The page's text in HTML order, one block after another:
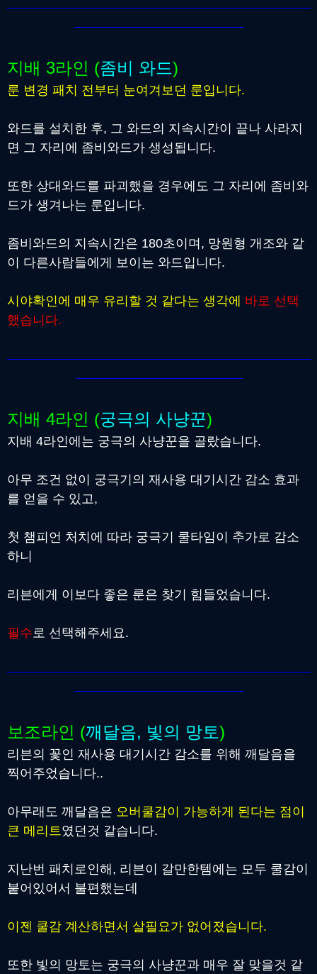
지배 3라인 (좀비 와드)
룬 변경 패치 전부터 눈여겨보던 룬입니다.
와드를 설치한 후, 그 와드의 지속시간이 끝나 사라지
면 그 자리에 좀비와드가 생성됩니다.
또한 상대와드를 파괴했을 경우에도 그 자리에 좀비와
드가 생겨나는 룬입니다.
좀비와드의 지속시간은 180초이며, 망원형 개조와 같
이 다른사람들에게 보이는 와드입니다.
시야확인에 매우 유리할 것 같다는 생각에 바로 선택
했습니다.
지배 4라인 (궁극의 사냥꾼)
지배 4라인에는 궁극의 사냥꾼을 골랐습니다.
아무 조건 없이 궁극기의 재사용 대기시간 감소 효과
를 얻을 수 있고,
첫 챔피언 처치에 따라 궁극기 쿨타임이 추가로 감소
하니
리븐에게 이보다 좋은 룬은 찾기 힘들었습니다.
필수로 선택해주세요.
보조라인 (깨달음, 빛의 망토)
리븐의 꽃인 재사용 대기시간 감소를 위해 깨달음을
찍어주었습니다..
아무래도 깨달음은 오버쿨감이 가능하게 된다는 점이
큰 메리트였던것 같습니다.
지난번 패치로인해, 리븐이 갈만한템에는 모두 쿨감이
붙어있어서 불편했는데
이젠 쿨감 계산하면서 살필요가 없어졌습니다.
또한 빛의 망토는 궁극의 사냥꾼과 매우 잘 맞을것 같